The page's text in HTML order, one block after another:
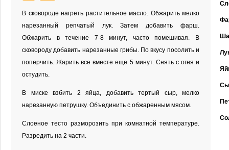
В сковороде нагреть растительное масло. Обжарить мелко
нарезанный репчатый лук. Затем добавить фарш.
Обжарить в течение 7-8 минут, часто помешивая. В
сковороду добавить нарезанные грибы. По вкусу посолить и
поперчить. Жарить все вместе еще 5 минут. Снять с огня и
остудить.
В миске взбить 2 яйца, добавить тертый сыр, мелко
нарезанную петрушку. Объединить с обжаренным мясом.
Слоеное тесто разморозить при комнатной температуре.
Разредить на 2 части.